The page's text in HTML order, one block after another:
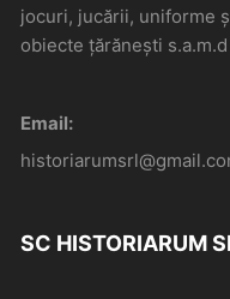
jocuri, jucării, uniforme
obiecte țărănești s.a.m.d
Email:
SC HISTORIARUM